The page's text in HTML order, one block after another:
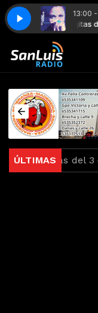
13:00
Meza Viejitas de
The Bone Mix)Crystal
ÚLTIMAS
Bonitas del 3 de